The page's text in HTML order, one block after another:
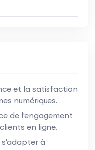
et la satisfaction
numériques.
de l'engagement
en ligne.
s'adapter à